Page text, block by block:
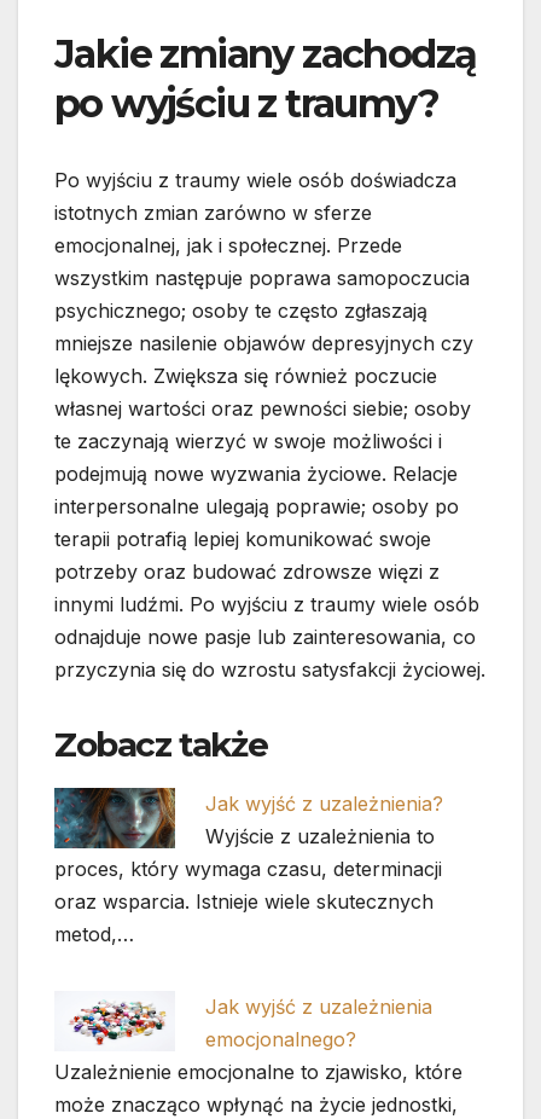
Jakie zmiany zachodzą
po wyjściu z traumy?
Po wyjściu z traumy wiele osób doświadcza
istotnych zmian zarówno w sferze
emocjonalnej, jak i społecznej. Przede
wszystkim następuje poprawa samopoczucia
psychicznego; osoby te często zgłaszają
mniejsze nasilenie objawów depresyjnych czy
lękowych. Zwiększa się również poczucie
własnej wartości oraz pewności siebie; osoby
te zaczynają wierzyć w swoje możliwości i
podejmują nowe wyzwania życiowe. Relacje
interpersonalne ulegają poprawie; osoby po
terapii potrafią lepiej komunikować swoje
potrzeby oraz budować zdrowsze więzi z
innymi ludźmi. Po wyjściu z traumy wiele osób
odnajduje nowe pasje lub zainteresowania, co
przyczynia się do wzrostu satysfakcji życiowej.
Zobacz także
Jak wyjść z uzależnienia?
Wyjście z uzależnienia to
proces, który wymaga czasu, determinacji
oraz wsparcia. Istnieje wiele skutecznych
metod,…
Jak wyjść z uzależnienia
emocjonalnego?
Uzależnienie emocjonalne to zjawisko, które
może znacząco wpłynąć na życie jednostki,